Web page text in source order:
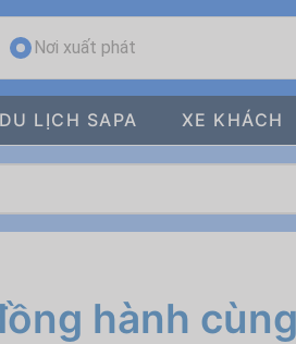
Nơi xuất phát
DU LỊCH SAPA XE KHÁCH
hành